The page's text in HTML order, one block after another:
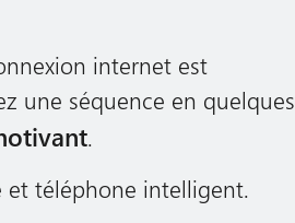
internet est
une séquence en quelques
.
et téléphone intelligent.